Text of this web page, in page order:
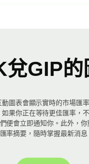
兌GIP的
圖表會顯示實時的市場匯
果你正在等待更佳匯率，
便會立即通知你。此外，
率摘要，隨時掌握最新消息